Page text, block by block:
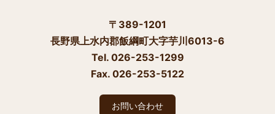
〒389-1201
長野県上水内郡飯綱町大字芋川6013-6
Tel. 026-253-1299
Fax. 026-253-5122
お問い合わせ